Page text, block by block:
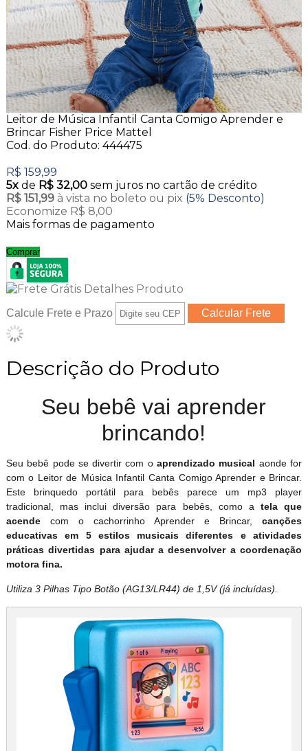
Leitor de Música Infantil Canta Comigo Aprender e
Brincar Fisher Price Mattel
Cod. do Produto: 444475
R$ 159,99
5xde R$ 32,00 sem juros no cartão de crédito
R$ 151,99 à vista no boleto ou pix (5% Desconto)
Economize R$ 8,00
Mais formas de pagamento
Comprar
Calcule Frete e Prazo
Descrição do Produto
Seu bebê vai aprender
brincando!
Seu bebê pode se divertir com oaprendizado musical aonde for
com o Leitor de Música Infantil Canta Comigo Aprender e Brincar.
Este brinquedo portátil para bebês parece um mp3 player
tradicional, mas inclui diversão para bebês, como a tela que
acendecom o cachorrinho Aprender e Brincar,canções
educativas em 5 estilos musicais diferentes e atividades
práticas divertidas para ajudar a desenvolver a coordenação
motora fina.
Utiliza 3 Pilhas Tipo Botão (AG13/LR44) de 1,5V (já incluídas).